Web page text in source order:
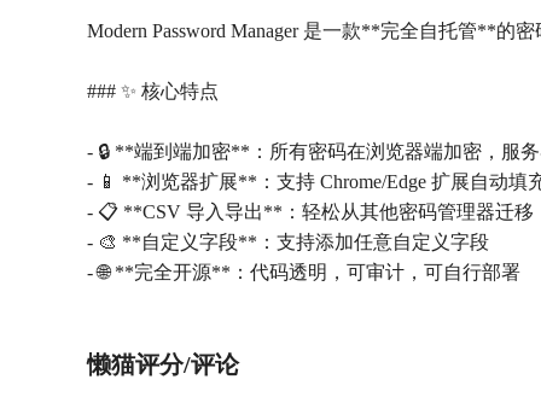
Modern Password Manager 是一款**完全自托管**
### ✨ 核心特点
- 🔒 **端到端加密**：所有密码在浏览器端加密，服
- 📱 **浏览器扩展**：支持 Chrome/Edge 扩展自动填
- 📋 **CSV 导入导出**：轻松从其他密码管理器迁移
- 🎨 **自定义字段**：支持添加任意自定义字段
懒猫评分/评论